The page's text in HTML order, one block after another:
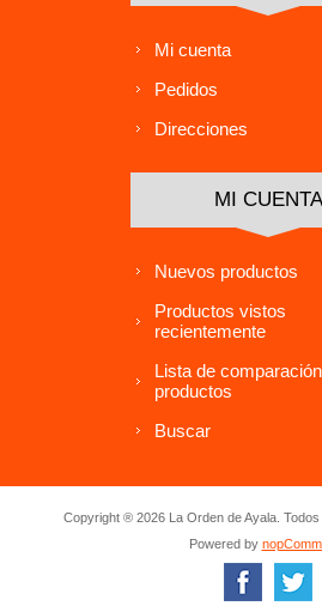
Mi cuenta
Pedidos
Direcciones
MI CUENTA
Nuevos productos
Productos vistos
recientemente
Lista de
productos
Buscar
Copyright ® 2026 La Orden de Ayala.
Powered by